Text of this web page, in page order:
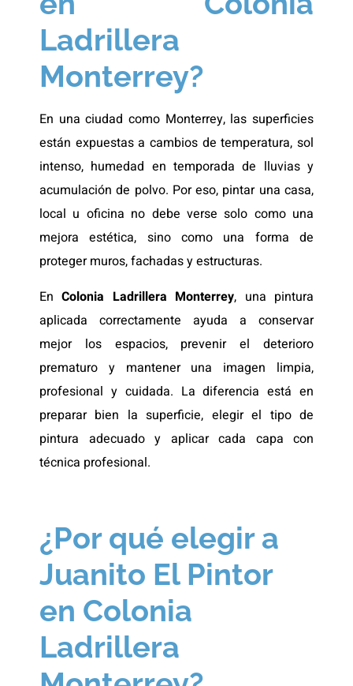
Ladrillera
Monterrey?
En una ciudad como Monterrey, las superficies
están expuestas a cambios de temperatura, sol
intenso, humedad en temporada de lluvias y
acumulación de polvo. Por eso, pintar una casa,
local u oficina no debe verse solo como una
mejora estética, sino como una forma de
proteger muros, fachadas y estructuras.
EnColonia Ladrillera Monterrey, una pintura
aplicada correctamente ayuda a conservar
mejor los espacios, prevenir el deterioro
prematuro y mantener una imagen limpia,
profesional y cuidada. La diferencia está en
preparar bien la superficie, elegir el tipo de
pintura adecuado y aplicar cada capa con
técnica profesional.
¿Por qué elegir a
Juanito El Pintor
en Colonia
Ladrillera